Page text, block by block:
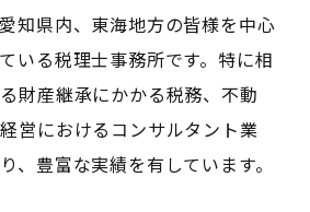
知県内、東海地方の皆様を中心
いる税理士事務所です。特に相
財産継承にかかる税務、不動
営におけるコンサルタント業
、豊富な実績を有しています。